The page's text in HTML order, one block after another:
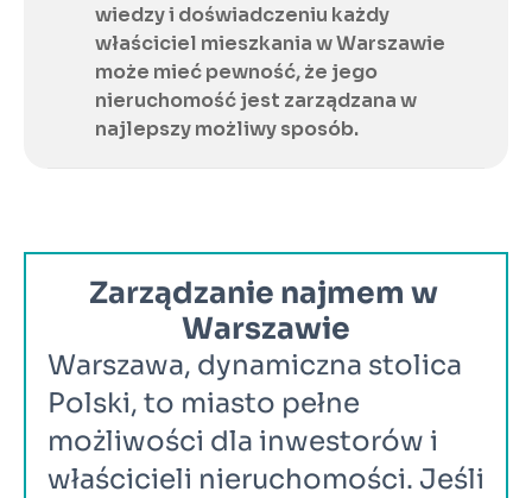
Zarządzanie najmem w
Warszawie
Warszawa, dynamiczna stolica
Polski, to miasto pełne
możliwości dla inwestorów i
właścicieli nieruchomości. Jeśli
wiedzy i doświadczeniu każdy
właściciel mieszkania w Warszawie
może mieć pewność, że jego
nieruchomość jest zarządzana w
najlepszy możliwy sposób.